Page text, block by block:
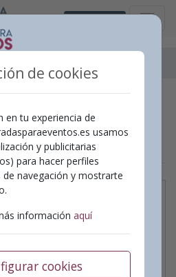
de cookies
en tu experiencia de
usamos
y publicitarias
para hacer perfiles
navegación y mostrarte
información aquí
cookies
Castellano
i el llegat de
Pan de JM
Teatral
20/09/2026|